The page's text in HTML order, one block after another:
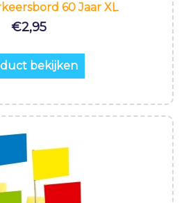
60 Jaar XL
€2,95
bekijken